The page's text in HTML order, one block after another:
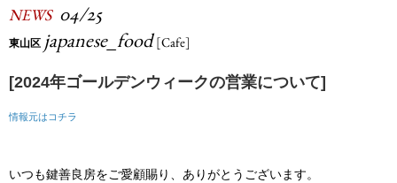
NEWS 04/25
東山区 japanese_food [Cafe]
[2024年ゴールデンウィークの営業について]
情報元はコチラ
いつも鍵善良房をご愛顧賜り、ありがとうございます。